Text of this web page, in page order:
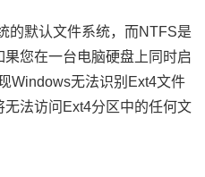
的默认文件系统，而NTFS是
您在一台电脑硬盘上同时启
Windows无法识别Ext4文件
法访问Ext4分区中的任何文